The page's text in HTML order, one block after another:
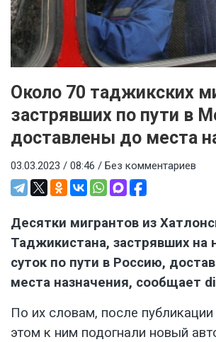
Около 70 таджикских
застрявших по пути в
доставлены до места
03.03.2023 / 08:46 / Без комментариев
Десятки мигрантов из
Таджикистана, застрявших на
суток по пути в Россию,
места назначения, сообщает
По их словам, после
этом к ним подогнали новый